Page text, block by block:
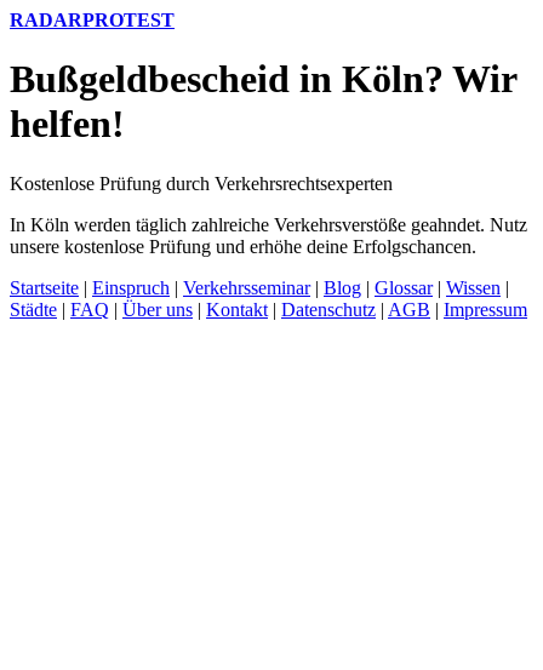
RADARPROTEST
Bußgeldbescheid in Köln? Wir
helfen!
Kostenlose Prüfung durch Verkehrsrechtsexperten
In Köln werden täglich zahlreiche Verkehrsverstöße geahndet. Nutz
unsere kostenlose Prüfung und erhöhe deine Erfolgschancen.
Startseite | Einspruch | Verkehrsseminar| Blog | Glossar| Wissen |
Städte | FAQ | Über uns | Kontakt | Datenschutz | AGB | Impressum